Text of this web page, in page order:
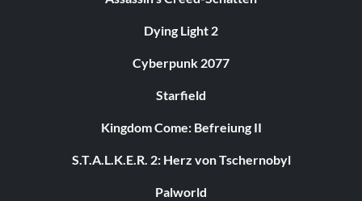
Dying Light 2
Cyberpunk 2077
Starfield
Kingdom Come: Befreiung II
S.T.A.L.K.E.R. 2: Herz von Tschernobyl
Palworld